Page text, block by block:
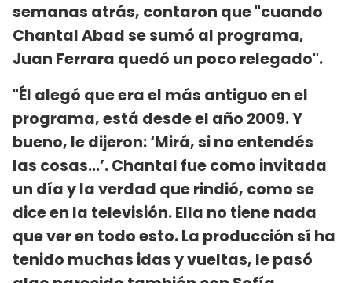
semanas atrás, contaron que "cuando
Chantal Abad se sumó al programa,
Juan Ferrara quedó un poco relegado".
"Él alegó que era el más antiguo en el
programa, está desde el año 2009. Y
bueno, le dijeron: ‘Mirá, si no entendés
las cosas...’. Chantal fue como invitada
un día y la verdad que rindió, como se
dice en la televisión. Ella no tiene nada
que ver en todo esto. La producción sí ha
tenido muchas idas y vueltas, le pasó